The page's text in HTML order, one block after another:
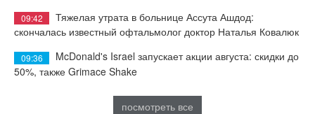
09:42
Тяжелая утрата в больнице Ассута Ашдод:
скончалась известный офтальмолог доктор Наталья Ковалюк
09:36
McDonald's Israel запускает акции августа: скидки до
50%, также Grimace Shake
посмотреть все